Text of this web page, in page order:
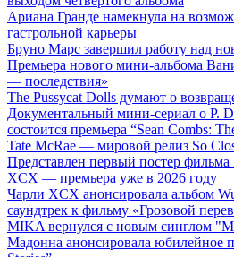
Ариана Гранде намекнула на
гастрольной карьеры
Бруно Марс завершил работу над
Премьера нового мини-альбома
— последствия»
The Pussycat Dolls думают о
Документальный мини-сериал о P.
состоится премьера “Sean Combs:
Tate McRae — мировой релиз So
Представлен первый постер
XCX — премьера уже в 2026 году
Чарли XCX анонсировала альбом
саундтрек к фильму «Грозовой
MIKA вернулся с новым синглом
Мадонна анонсировала юбилейное